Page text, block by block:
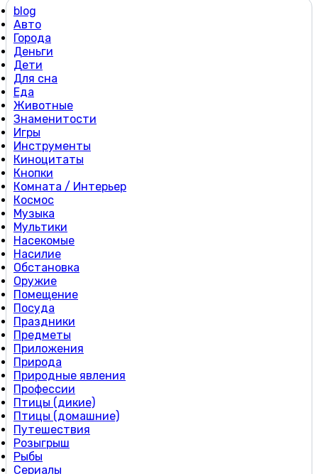
blog
Авто
Города
Деньги
Дети
Для сна
Еда
Животные
Знаменитости
Игры
Инструменты
Киноцитаты
Кнопки
Комната / Интерьер
Космос
Музыка
Мультики
Насекомые
Насилие
Обстановка
Оружие
Помещение
Посуда
Праздники
Предметы
Приложения
Природа
Природные явления
Профессии
Птицы (дикие)
Птицы (домашние)
Путешествия
Розыгрыш
Рыбы
Сериалы